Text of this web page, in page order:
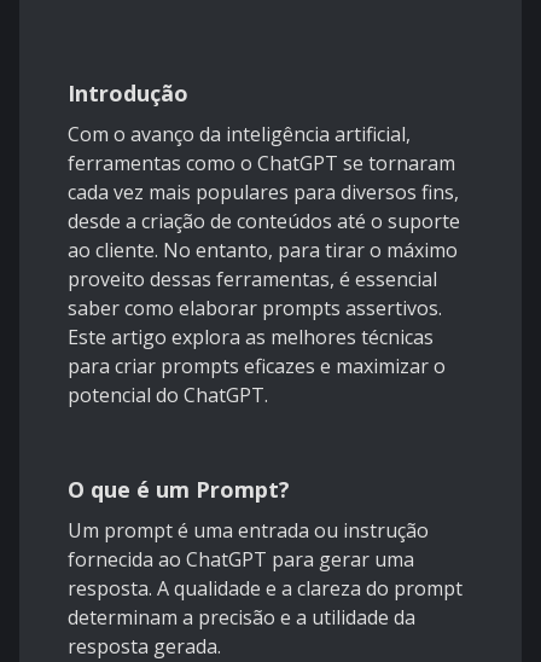
Introdução
Com o avanço da inteligência artificial,
ferramentas como o ChatGPT se tornaram
cada vez mais populares para diversos fins,
desde a criação de conteúdos até o suporte
ao cliente. No entanto, para tirar o máximo
proveito dessas ferramentas, é essencial
saber como elaborar prompts assertivos.
Este artigo explora as melhores técnicas
para criar prompts eficazes e maximizar o
potencial do ChatGPT.
O que é um Prompt?
Um prompt é uma entrada ou instrução
fornecida ao ChatGPT para gerar uma
resposta. A qualidade e a clareza do prompt
determinam a precisão e a utilidade da
resposta gerada.